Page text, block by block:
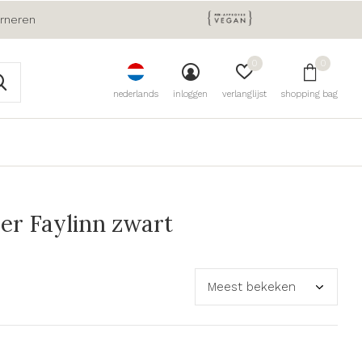
nederlands inloggen verlanglijst
0
shopping bag
0
Faylinn zwart